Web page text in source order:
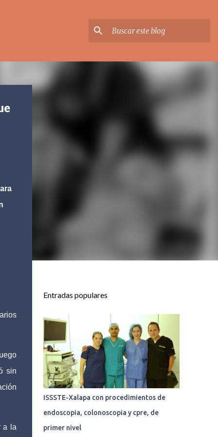
sin
a la
Entradas populares
ISSSTE-Xalapa con procedimientos de
endoscopia, colonoscopia y cpre, de
primer nivel